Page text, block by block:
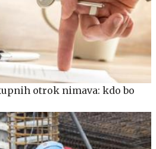
otrok nimava: kdo bo